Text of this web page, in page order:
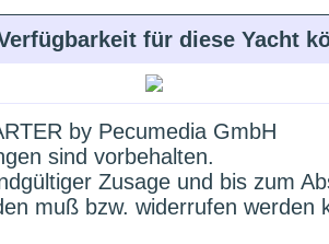
für diese Yacht
by Pecumedia GmbH
sind vorbehalten.
Zusage und bis zum
muß bzw. widerrufen werden